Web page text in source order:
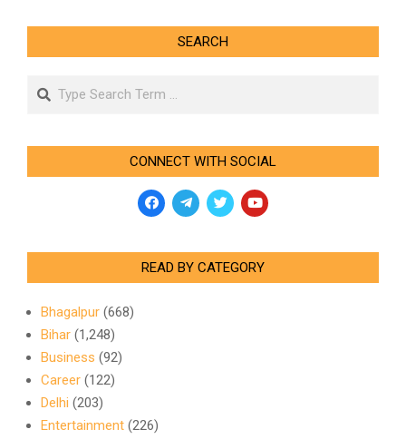
SEARCH
Search
CONNECT WITH SOCIAL
READ BY CATEGORY
Bhagalpur (668)
Bihar (1,248)
Business (92)
Career (122)
Delhi (203)
Entertainment (226)